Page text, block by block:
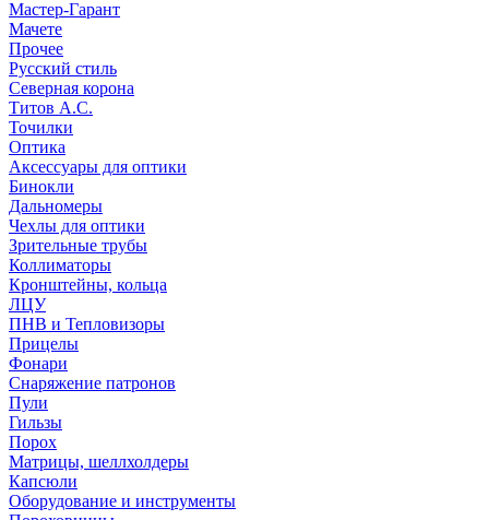
Мастер-Гарант
Мачете
Прочее
Русский стиль
Северная корона
Титов А.С.
Точилки
Оптика
Аксессуары для оптики
Бинокли
Дальномеры
Чехлы для оптики
Зрительные трубы
Коллиматоры
Кронштейны, кольца
ЛЦУ
ПНВ и Тепловизоры
Прицелы
Фонари
Снаряжение патронов
Пули
Гильзы
Порох
Матрицы, шеллхолдеры
Капсюли
Оборудование и инструменты